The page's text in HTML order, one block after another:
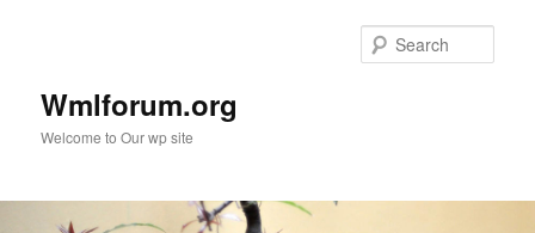
Wmlforum.org
Welcome to Our wp site